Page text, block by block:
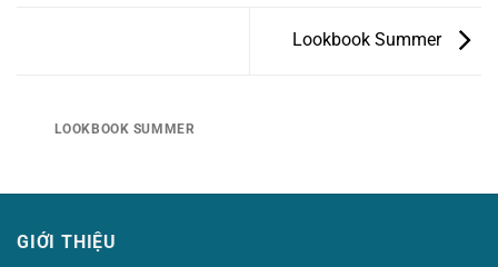
Lookbook Summer
LOOKBOOK SUMMER
GIỚI THIỆU